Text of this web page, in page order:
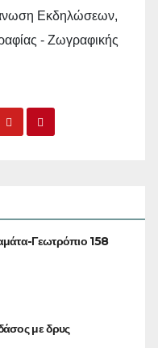
Εκδηλώσεων,
- Ζωγραφικής
Γεωτρόπιο 158
με δρυς